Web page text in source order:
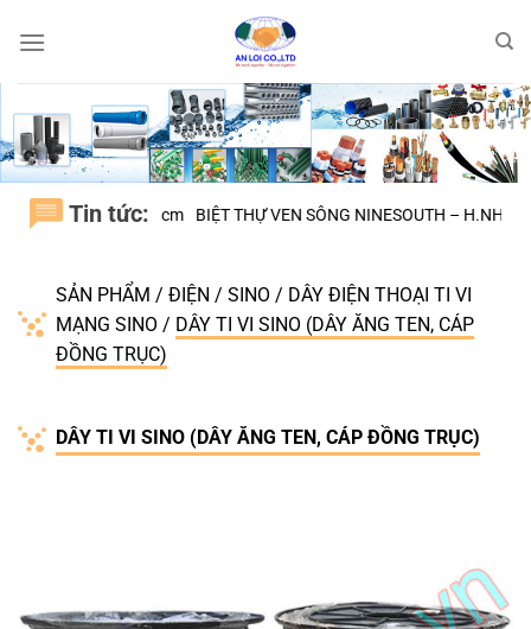
qua
Tin tức:
CHÁNH tphcm BIỆT THỰ VEN SÔNG NINESOUTH – H.NHÀ BÈ
SẢN PHẨM / ĐIỆN / SINO / DÂY ĐIỆN THOẠI TI VI
MẠNG SINO / DÂY TI VI SINO (DÂY ĂNG TEN, CÁP
ĐỒNG TRỤC)
DÂY TI VI SINO (DÂY ĂNG TEN, CÁP ĐỒNG TRỤC)